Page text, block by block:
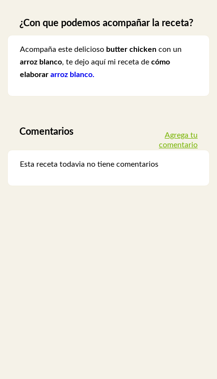
¿Con que podemos acompañar la receta?
Acompaña este delicioso butter chicken con un
arroz blanco, te dejo aquí mi receta de cómo
elaborar arroz blanco.
Comentarios
Agrega tu
comentario
Esta receta todavia no tiene comentarios